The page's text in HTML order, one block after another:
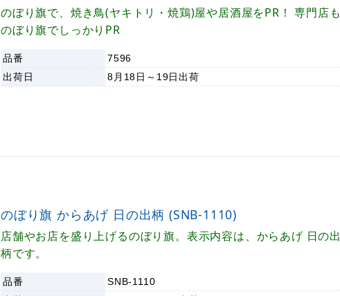
のぼり旗で、焼き鳥(ヤキトリ・焼鶏)屋や居酒屋をPR！ 専門店も
のぼり旗でしっかりPR
品番 7596
出荷日 8月18日～19日出荷
のぼり旗 からあげ 日の出柄 (SNB-1110)
店舗やお店を盛り上げるのぼり旗。表示内容は、からあげ 日の出
柄です。
品番 SNB-1110